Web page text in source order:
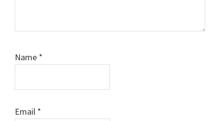
Name *
Email *